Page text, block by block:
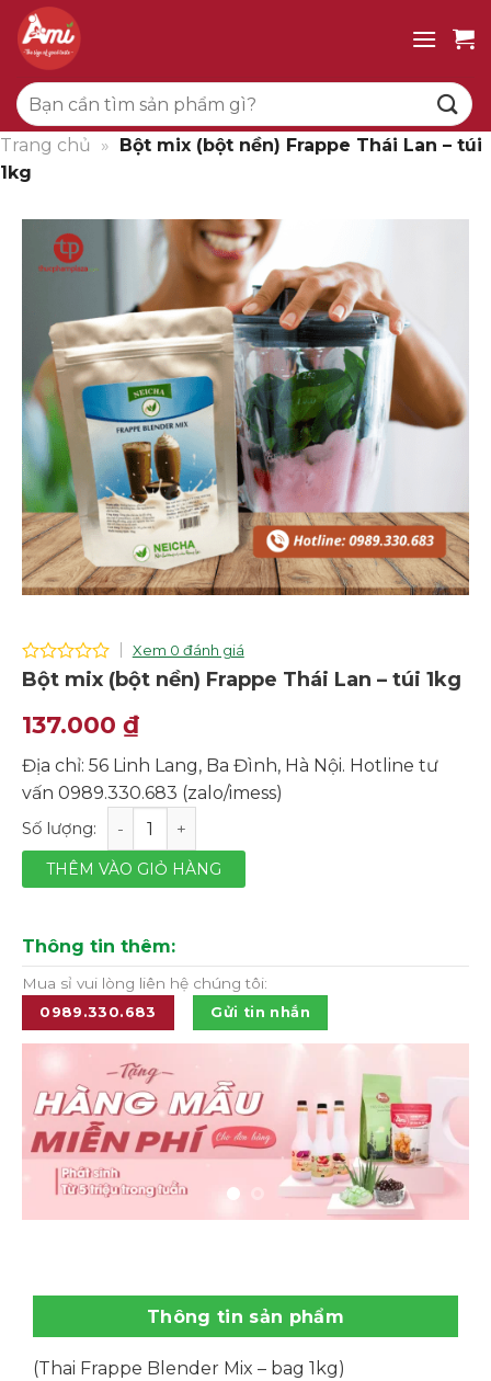
qua
dung
Tìm
kiếm:
Trang chủ » Bột mix (bột nền) Frappe Thái Lan – túi
1kg
0
out
Xem 0 đánh giá
Bột mix (bột nền) Frappe Thái Lan – túi 1kg
137.000 ₫
Địa chỉ: 56 Linh Lang, Ba Đình, Hà Nội. Hotline tư
vấn 0989.330.683 (zalo/imess)
Bột mix (bột nền) Frappe Thái Lan - túi 1kg số lượng
THÊM VÀO GIỎ HÀNG
Thông tin thêm:
Mua sỉ vui lòng liên hệ chúng tôi:
0989.330.683 Gửi tin nhắn
Thông tin sản phẩm
(Thai Frappe Blender Mix – bag 1kg)